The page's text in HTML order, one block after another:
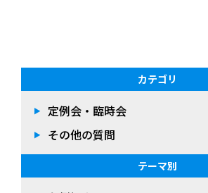
カテゴリ
定例会・臨時会
その他の質問
テーマ別